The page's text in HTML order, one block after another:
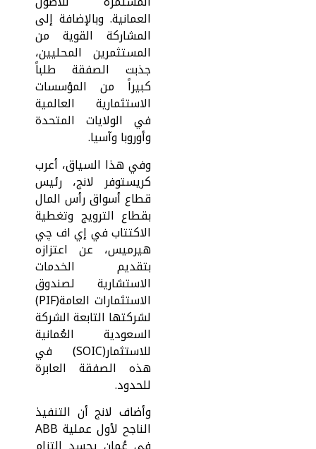
العمانية. وبالإضافة إلى
المشاركة القوية من
المستثمرين المحليين،
جذبت الصفقة طلباً
كبيراً من المؤسسات
الاستثمارية العالمية
في الولايات المتحدة
وأوروبا وآسيا.
وفي هذا السياق، أعرب
كريستوفر لانج، رئيس
قطاع أسواق رأس المال
بقطاع الترويج وتغطية
الاكتتاب في إي اف چي
هيرميس، عن اعتزازه
بتقديم الخدمات
الاستشارية لصندوق
الاستثمارات العامة(PIF)
لشركتها التابعة الشركة
السعودية العُمانية
للاستثمار(SOIC) في
هذه الصفقة العابرة
للحدود.
وأضاف لانج أن التنفيذ
الناجح لأول عملية ABB